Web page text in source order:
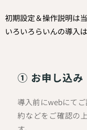
初期設定＆操作説明は
いろいろらいんの導入
① お申し込み
導入前にwebにて
約などをご確認の